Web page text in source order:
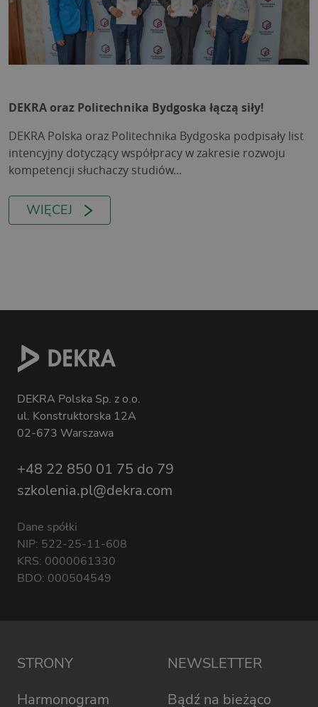
DEKRA oraz Politechnika Bydgoska łączą siły!
DEKRA Polska oraz Politechnika Bydgoska podpisały list
intencyjny dotyczący współpracy w zakresie rozwoju
kompetencji słuchaczy studiów...
WIĘCEJ
DEKRA Polska Sp. z o.o.
ul. Konstruktorska 12A
02-673 Warszawa
+48 22 850 01 75 do 79
szkolenia.pl@dekra.com
Dane spółki
NIP: 522-25-11-608
KRS: 0000061330
BDO: 000504549
STRONY
Harmonogram
NEWSLETTER
Bądź na bieżąco